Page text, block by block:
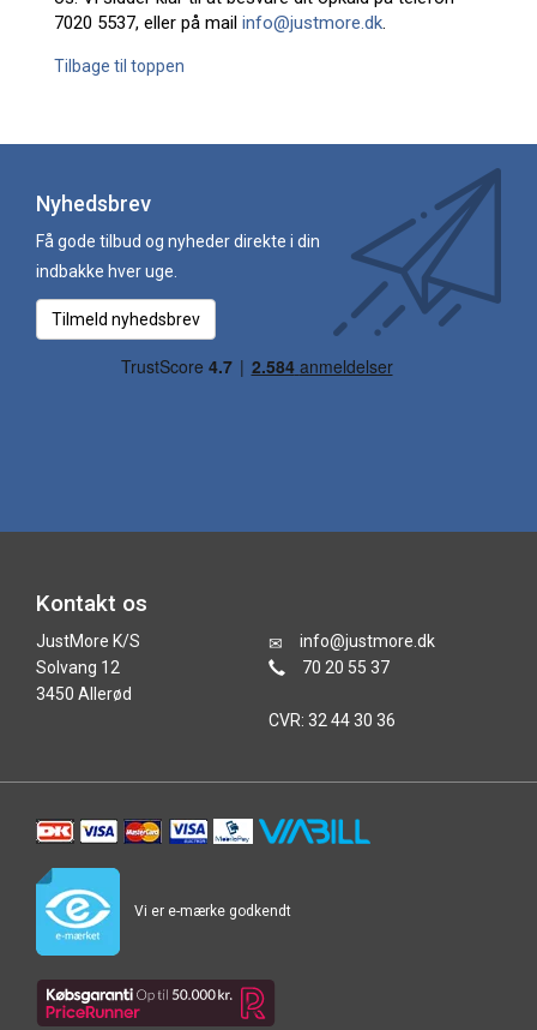
7020 5537, eller på mail info@justmore.dk.
Tilbage til toppen
Nyhedsbrev
Få gode tilbud og nyheder direkte i din
indbakke hver uge.
Tilmeld nyhedsbrev
Kontakt os
JustMore K/S
Solvang 12
3450 Allerød
info@justmore.dk
70 20 55 37
CVR: 32 44 30 36
Vi er e-mærke godkendt